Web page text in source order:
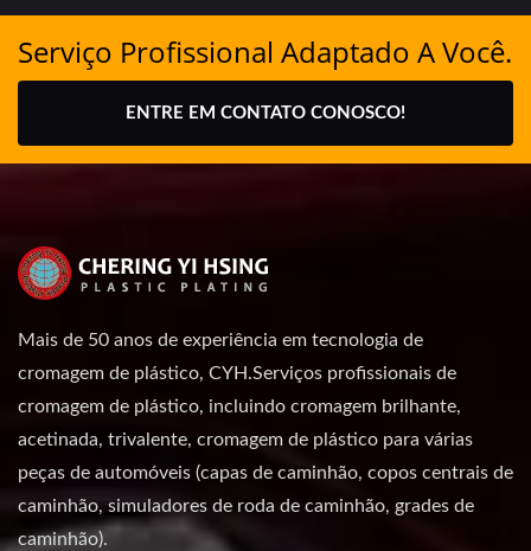
Serviço Profissional Adaptado A Você.
ENTRE EM CONTATO CONOSCO!
Mais de 50 anos de experiência em tecnologia de
cromagem de plástico, CYH.Serviços profissionais de
cromagem de plástico, incluindo cromagem brilhante,
acetinada, trivalente, cromagem de plástico para várias
peças de automóveis (capas de caminhão, copos centrais de
caminhão, simuladores de roda de caminhão, grades de
caminhão).